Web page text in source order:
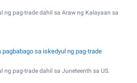
ng pag-trade dahil sa Araw ng Kalayaan sa
pagbabago sa iskedyul ng pag-trade
ng pag-trade dahil sa Juneteenth sa US.